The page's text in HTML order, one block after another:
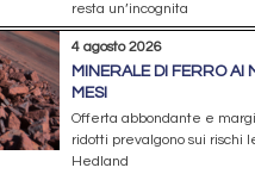
resta un’incognita
4 agosto 2026
MINERALE DI FERRO AI
MESI
Offerta abbondante e
ridotti prevalgono sui rischi
Hedland